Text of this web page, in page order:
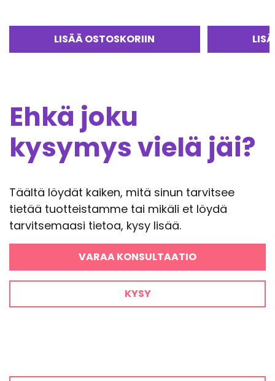
LISÄÄ OSTOSKORIIN
Ehkä joku
kysymys vielä jäi?
Täältä löydät kaiken, mitä sinun tarvitsee
tietää tuotteistamme tai mikäli et löydä
tarvitsemaasi tietoa, kysy lisää.
VARAA KONSULTAATIO
KYSY